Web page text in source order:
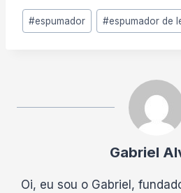
Tags
do
#espumador #espumador de
Gabriel
Oi, eu sou o Gabriel,